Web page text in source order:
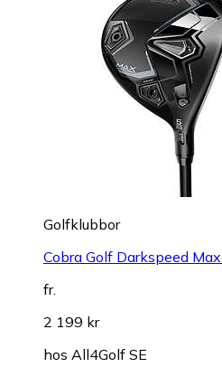
Golfklubbor
Cobra Golf Darkspeed
fr.
2 199 kr
hos All4Golf SE